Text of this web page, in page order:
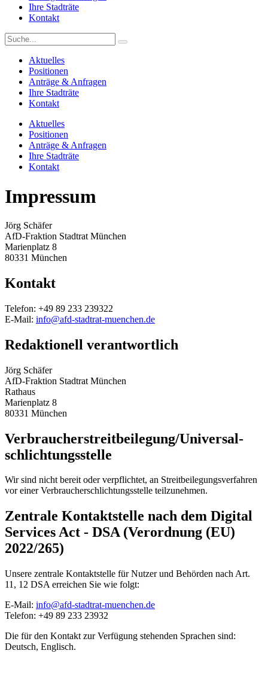
Ihre Stadträte
Kontakt
Aktuelles
Positionen
Anträge & Anfragen
Ihre Stadträte
Kontakt
Aktuelles
Positionen
Anträge & Anfragen
Ihre Stadträte
Kontakt
Impressum
Jörg Schäfer
AfD-Fraktion Stadtrat München
Marienplatz 8
80331 München
Kontakt
Telefon: +49 89 233 239322
E-Mail: info@afd-stadtrat-muenchen.de
Redaktionell verantwortlich
Jörg Schäfer
AfD-Fraktion Stadtrat München
Rathaus
Marienplatz 8
80331 München
Verbraucher­streit­beilegung/Universal­
schlichtungs­stelle
Wir sind nicht bereit oder verpflichtet, an Streitbeilegungsverfahren
vor einer Verbraucherschlichtungsstelle teilzunehmen.
Zentrale Kontaktstelle nach dem Digital
Services Act - DSA (Verordnung (EU)
2022/265)
Unsere zentrale Kontaktstelle für Nutzer und Behörden nach Art.
11, 12 DSA erreichen Sie wie folgt:
E-Mail: info@afd-stadtrat-muenchen.de
Telefon: +49 89 233 23932
Die für den Kontakt zur Verfügung stehenden Sprachen sind:
Deutsch, Englisch.